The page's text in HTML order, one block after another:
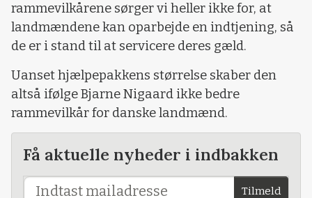
rammevilkårene sørger vi heller ikke for, at
landmændene kan oparbejde en indtjening, så
de er i stand til at servicere deres gæld.
Uanset hjælpepakkens størrelse skaber den
altså ifølge Bjarne Nigaard ikke bedre
rammevilkår for danske landmænd.
Få aktuelle nyheder i indbakken
Tilmeld